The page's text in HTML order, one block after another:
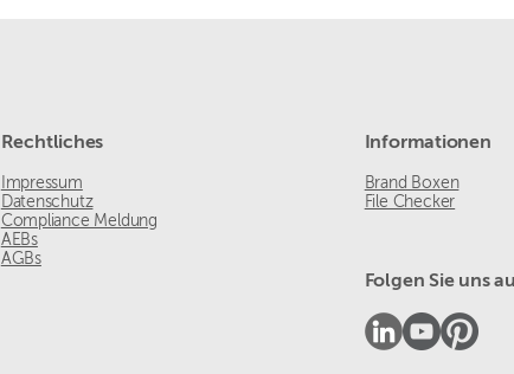
Rechtliches
Impressum
Datenschutz
Compliance Meldung
AEBs
AGBs
Informationen
Brand Boxen
File Checker
Folgen Sie uns